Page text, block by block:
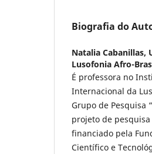
Biografia do
Natalia Cabanillas,
Lusofonia Afro-
É professora no
Internacional da
Grupo de Pesquisa
projeto de pesquisa
financiado pela
Científico e